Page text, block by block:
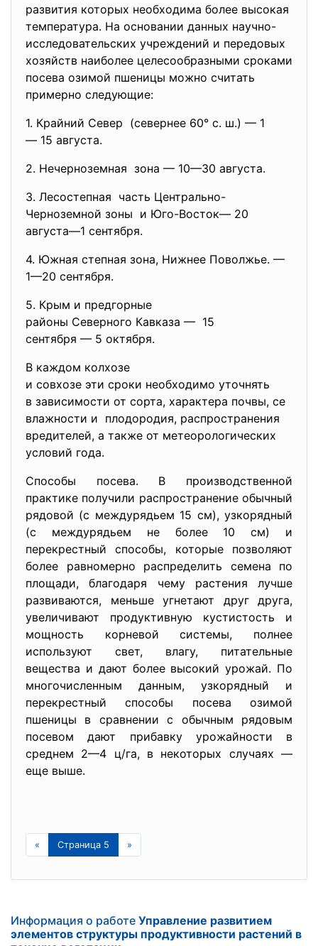
развития которых необходима более высокая
температура. На основании данных научно-
исследовательских учреждений и передовых
хозяйств наиболее целесообразными сроками
посева озимой пшеницы можно считать
примерно следующие:
1. Крайний Север (севернее 60° с. ш.) — 1
— 15 августа.
2. Нечерноземная зона — 10—30 августа.
3. Лесостепная часть Центрально-
Черноземной зоны и Юго-Восток— 20
августа—1 сентября.
4. Южная степная зона, Нижнее Поволжье. —
1—20 сентября.
5. Крым и предгорные
районы Северного Кавказа — 15
сентября — 5 октября.
В каждом колхозе
и совхозе эти сроки необходимо уточнять
в зависимости от сорта, характера почвы, се
влажности и плодородия, распространения
вредителей, а также от метеорологических
условий года.
Способы посева. В производственной
практике получили распространение обычный
рядовой (с междурядьем 15 см), узкорядный
(с междурядьем не более 10 см) и
перекрестный способы, которые позволяют
более равномерно распределить семена по
площади, благодаря чему растения лучше
развиваются, меньше угнетают друг друга,
увеличивают продуктивную кустистость и
мощность корневой системы, полнее
используют свет, влагу, питательные
вещества и дают более высокий урожай. По
многочисленным данным, узкорядный и
перекрестный способы посева озимой
пшеницы в сравнении с обычным рядовым
посевом дают прибавку урожайности в
среднем 2—4 ц/га, в некоторых случаях —
еще выше.
« Страница 5 »
Информация о работе Управление развитием
элементов структуры продуктивности растений в